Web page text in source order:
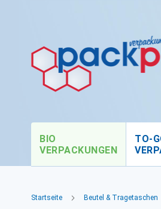
BIO
VERPACKUNGEN
TO-
Startseite Beutel & Tragetaschen